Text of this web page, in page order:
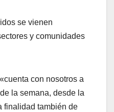
se vienen
y comunidades
con nosotros a
la semana, desde la
finalidad también de